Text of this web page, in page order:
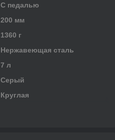
С педалью
200 мм
1360 г
Нержавеющая сталь
7 л
Серый
Круглая